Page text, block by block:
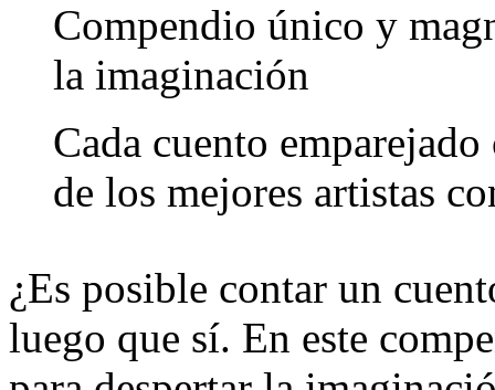
Compendio único y
la imaginación
Cada cuento
de los mejores artistas
¿Es posible contar un
luego que sí. En este